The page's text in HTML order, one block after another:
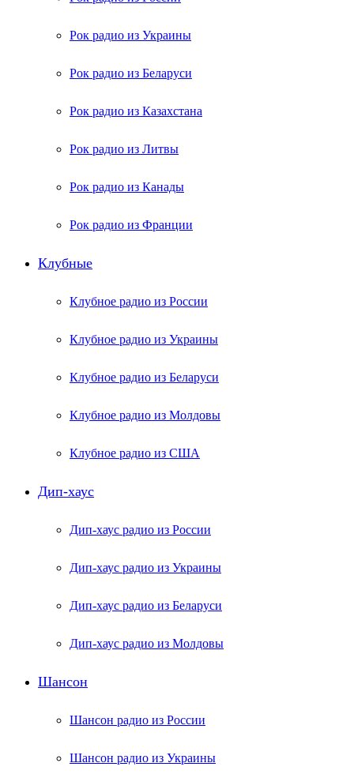
Рок радио из Украины
Рок радио из Беларуси
Рок радио из Казахстана
Рок радио из Литвы
Рок радио из Канады
Рок радио из Франции
Клубные
Клубное радио из России
Клубное радио из Украины
Клубное радио из Беларуси
Клубное радио из Молдовы
Клубное радио из США
Дип-хаус
Дип-хаус радио из России
Дип-хаус радио из Украины
Дип-хаус радио из Беларуси
Дип-хаус радио из Молдовы
Шансон
Шансон радио из России
Шансон радио из Украины